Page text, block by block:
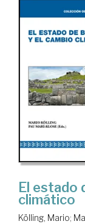
El estado
climático
Kölling, Mario;